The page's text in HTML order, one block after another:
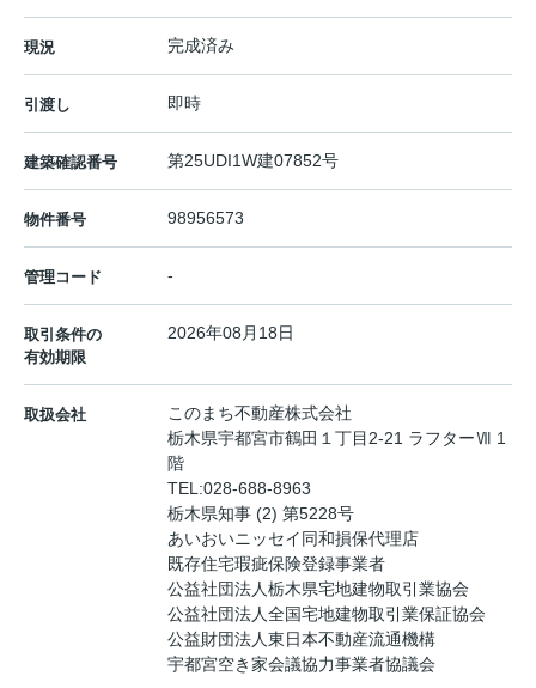
現況 完成済み
引渡し 即時
建築確認番号 第25UDI1W建07852号
物件番号 98956573
管理コード -
取引条件の
有効期限
2026年08月18日
取扱会社
このまち不動産株式会社
栃木県宇都宮市鶴田１丁目2-21 ラフターⅦ 1
階
TEL:028-688-8963
栃木県知事 (2) 第5228号
あいおいニッセイ同和損保代理店
既存住宅瑕疵保険登録事業者
公益社団法人栃木県宅地建物取引業協会
公益社団法人全国宅地建物取引業保証協会
公益財団法人東日本不動産流通機構
宇都宮空き家会議協力事業者協議会